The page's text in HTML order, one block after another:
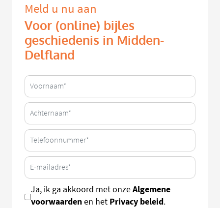
Meld u nu aan
Voor (online) bijles
geschiedenis in Midden-
Delfland
Ja, ik ga akkoord met onzeAlgemene
voorwaardenen het Privacy beleid.